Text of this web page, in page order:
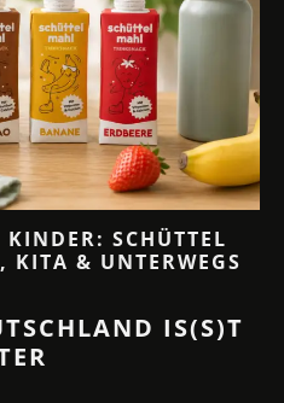
SCHÜTTEL
KITA & UNTERWEGS
IS(S)T